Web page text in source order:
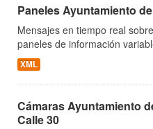
Paneles Ayuntamiento
Mensajes en tiempo real
paneles de información
XML
Cámaras Ayuntamiento
Calle 30